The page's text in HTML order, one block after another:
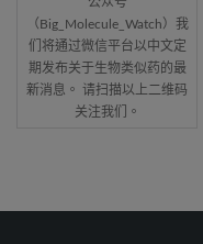
公众号
（Big_Molecule_Watch）我
们将通过微信平台以中文定
期发布关于生物类似药的最
新消息。 请扫描以上二维码
关注我们。